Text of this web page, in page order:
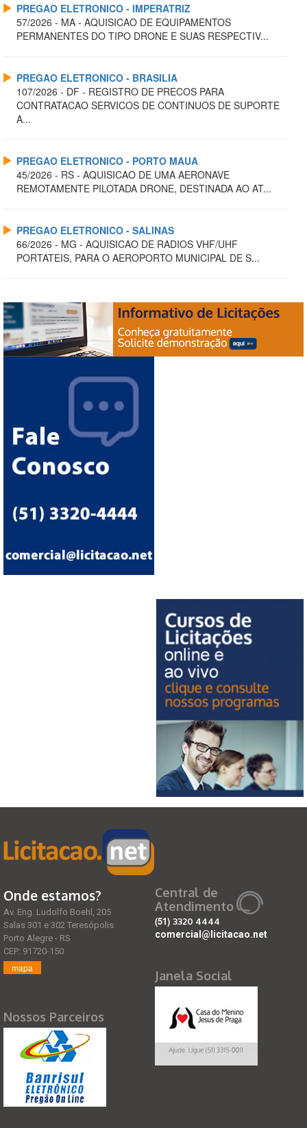
PREGAO ELETRONICO - IMPERATRIZ
57/2026 - MA - AQUISICAO DE EQUIPAMENTOS
PERMANENTES DO TIPO DRONE E SUAS RESPECTIV...
PREGAO ELETRONICO - BRASILIA
107/2026 - DF - REGISTRO DE PRECOS PARA
CONTRATACAO SERVICOS DE CONTINUOS DE SUPORTE
A...
PREGAO ELETRONICO - PORTO MAUA
45/2026 - RS - AQUISICAO DE UMA AERONAVE
REMOTAMENTE PILOTADA DRONE, DESTINADA AO AT...
PREGAO ELETRONICO - SALINAS
66/2026 - MG - AQUISICAO DE RADIOS VHF/UHF
PORTATEIS, PARA O AEROPORTO MUNICIPAL DE S...
Onde estamos?
Av. Eng. Ludolfo Boehl, 205
Salas 301 e 302 Teresópolis
Porto Alegre - RS
CEP: 91720-150
mapa
Nossos Parceiros
Central de
Atendimento
(51) 3320 4444
comercial@licitacao.net
Janela Social